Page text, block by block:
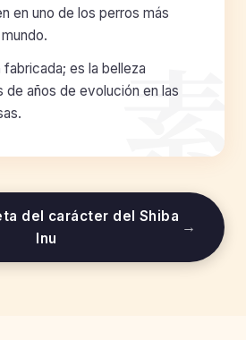
en uno de los perros más
fabricada; es la belleza
de años de evolución en las
素
del carácter del Shiba
Inu
→